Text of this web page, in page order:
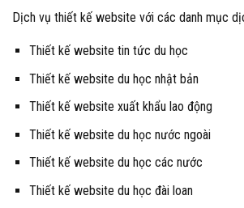
Dịch vụ thiết kế website với các danh mục
Thiết kế website tin tức du học
Thiết kế website du học nhật bản
Thiết kế website xuất khẩu lao động
Thiết kế website du học nước ngoài
Thiết kế website du học các nước
Thiết kế website du học đài loan